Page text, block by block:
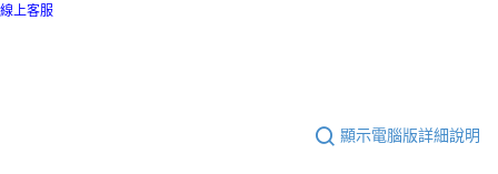
線上客服
顯示電腦版詳細說明